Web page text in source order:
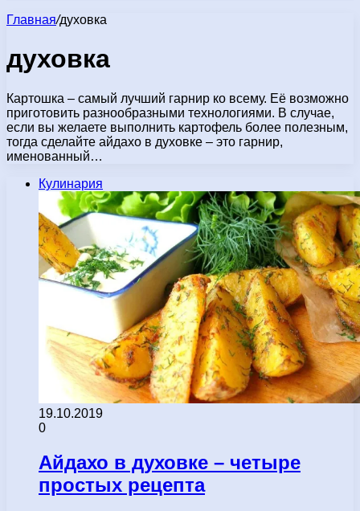
Главная/духовка
духовка
Картошка – самый лучший гарнир ко всему. Её возможно
приготовить разнообразными технологиями. В случае,
если вы желаете выполнить картофель более полезным,
тогда сделайте айдахо в духовке – это гарнир,
именованный…
Кулинария
19.10.2019
0
Айдахо в духовке – четыре
простых рецепта